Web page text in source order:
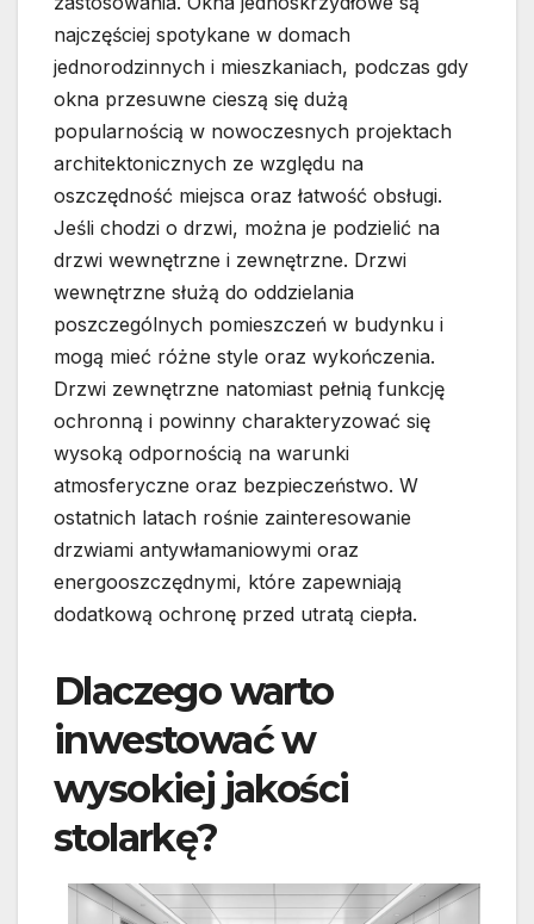
najczęściej spotykane w domach
jednorodzinnych i mieszkaniach, podczas gdy
okna przesuwne cieszą się dużą
popularnością w nowoczesnych projektach
architektonicznych ze względu na
oszczędność miejsca oraz łatwość obsługi.
Jeśli chodzi o drzwi, można je podzielić na
drzwi wewnętrzne i zewnętrzne. Drzwi
wewnętrzne służą do oddzielania
poszczególnych pomieszczeń w budynku i
mogą mieć różne style oraz wykończenia.
Drzwi zewnętrzne natomiast pełnią funkcję
ochronną i powinny charakteryzować się
wysoką odpornością na warunki
atmosferyczne oraz bezpieczeństwo. W
ostatnich latach rośnie zainteresowanie
drzwiami antywłamaniowymi oraz
energooszczędnymi, które zapewniają
dodatkową ochronę przed utratą ciepła.
Dlaczego warto
inwestować w
wysokiej jakości
stolarkę?